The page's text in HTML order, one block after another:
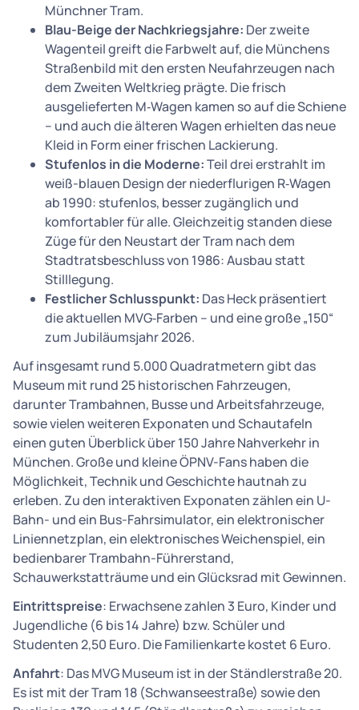
Münchner Tram.
Blau-Beige der Nachkriegsjahre: Der zweite
Wagenteil greift die Farbwelt auf, die Münchens
Straßenbild mit den ersten Neufahrzeugen nach
dem Zweiten Weltkrieg prägte. Die frisch
ausgelieferten M‑Wagen kamen so auf die Schiene
– und auch die älteren Wagen erhielten das neue
Kleid in Form einer frischen Lackierung.
Stufenlos in die Moderne:Teil drei erstrahlt im
weiß-blauen Design der niederflurigen R‑Wagen
ab 1990: stufenlos, besser zugänglich und
komfortabler für alle. Gleichzeitig standen diese
Züge für den Neustart der Tram nach dem
Stadtratsbeschluss von 1986: Ausbau statt
Stilllegung.
Festlicher Schlusspunkt: Das Heck präsentiert
die aktuellen MVG‑Farben – und eine große „150“
zum Jubiläumsjahr 2026.
Auf insgesamt rund 5.000 Quadratmetern gibt das
Museum mit rund 25 historischen Fahrzeugen,
darunter Trambahnen, Busse und Arbeitsfahrzeuge,
sowie vielen weiteren Exponaten und Schautafeln
einen guten Überblick über 150 Jahre Nahverkehr in
München. Große und kleine ÖPNV-Fans haben die
Möglichkeit, Technik und Geschichte hautnah zu
erleben. Zu den interaktiven Exponaten zählen ein U-
Bahn- und ein Bus-Fahrsimulator, ein elektronischer
Liniennetzplan, ein elektronisches Weichenspiel, ein
bedienbarer Trambahn-Führerstand,
Schauwerkstatträume und ein Glücksrad mit Gewinnen.
Eintrittspreise: Erwachsene zahlen 3 Euro, Kinder und
Jugendliche (6 bis 14 Jahre) bzw. Schüler und
Studenten 2,50 Euro. Die Familienkarte kostet 6 Euro.
Anfahrt: Das MVG Museum ist in der Ständlerstraße 20.
Es ist mit der Tram 18 (Schwanseestraße) sowie den